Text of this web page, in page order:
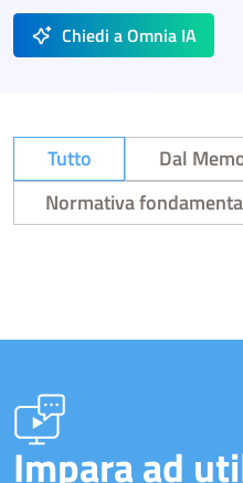
Chiedi a Omnia IA
Tutto Dal
Normativa
Impara ad